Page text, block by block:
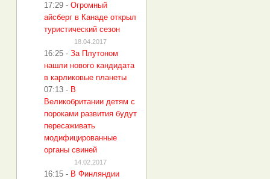
17:29 - Огромный
айсберг в Канаде открыл
туристический сезон
18.04.2017
16:25 - За Плутоном
нашли нового кандидата
в карликовые планеты
07:13 - В
Великобритании детям с
пороками развития будут
пересаживать
модифицированные
органы свиней
14.02.2017
16:15 - В Финляндии